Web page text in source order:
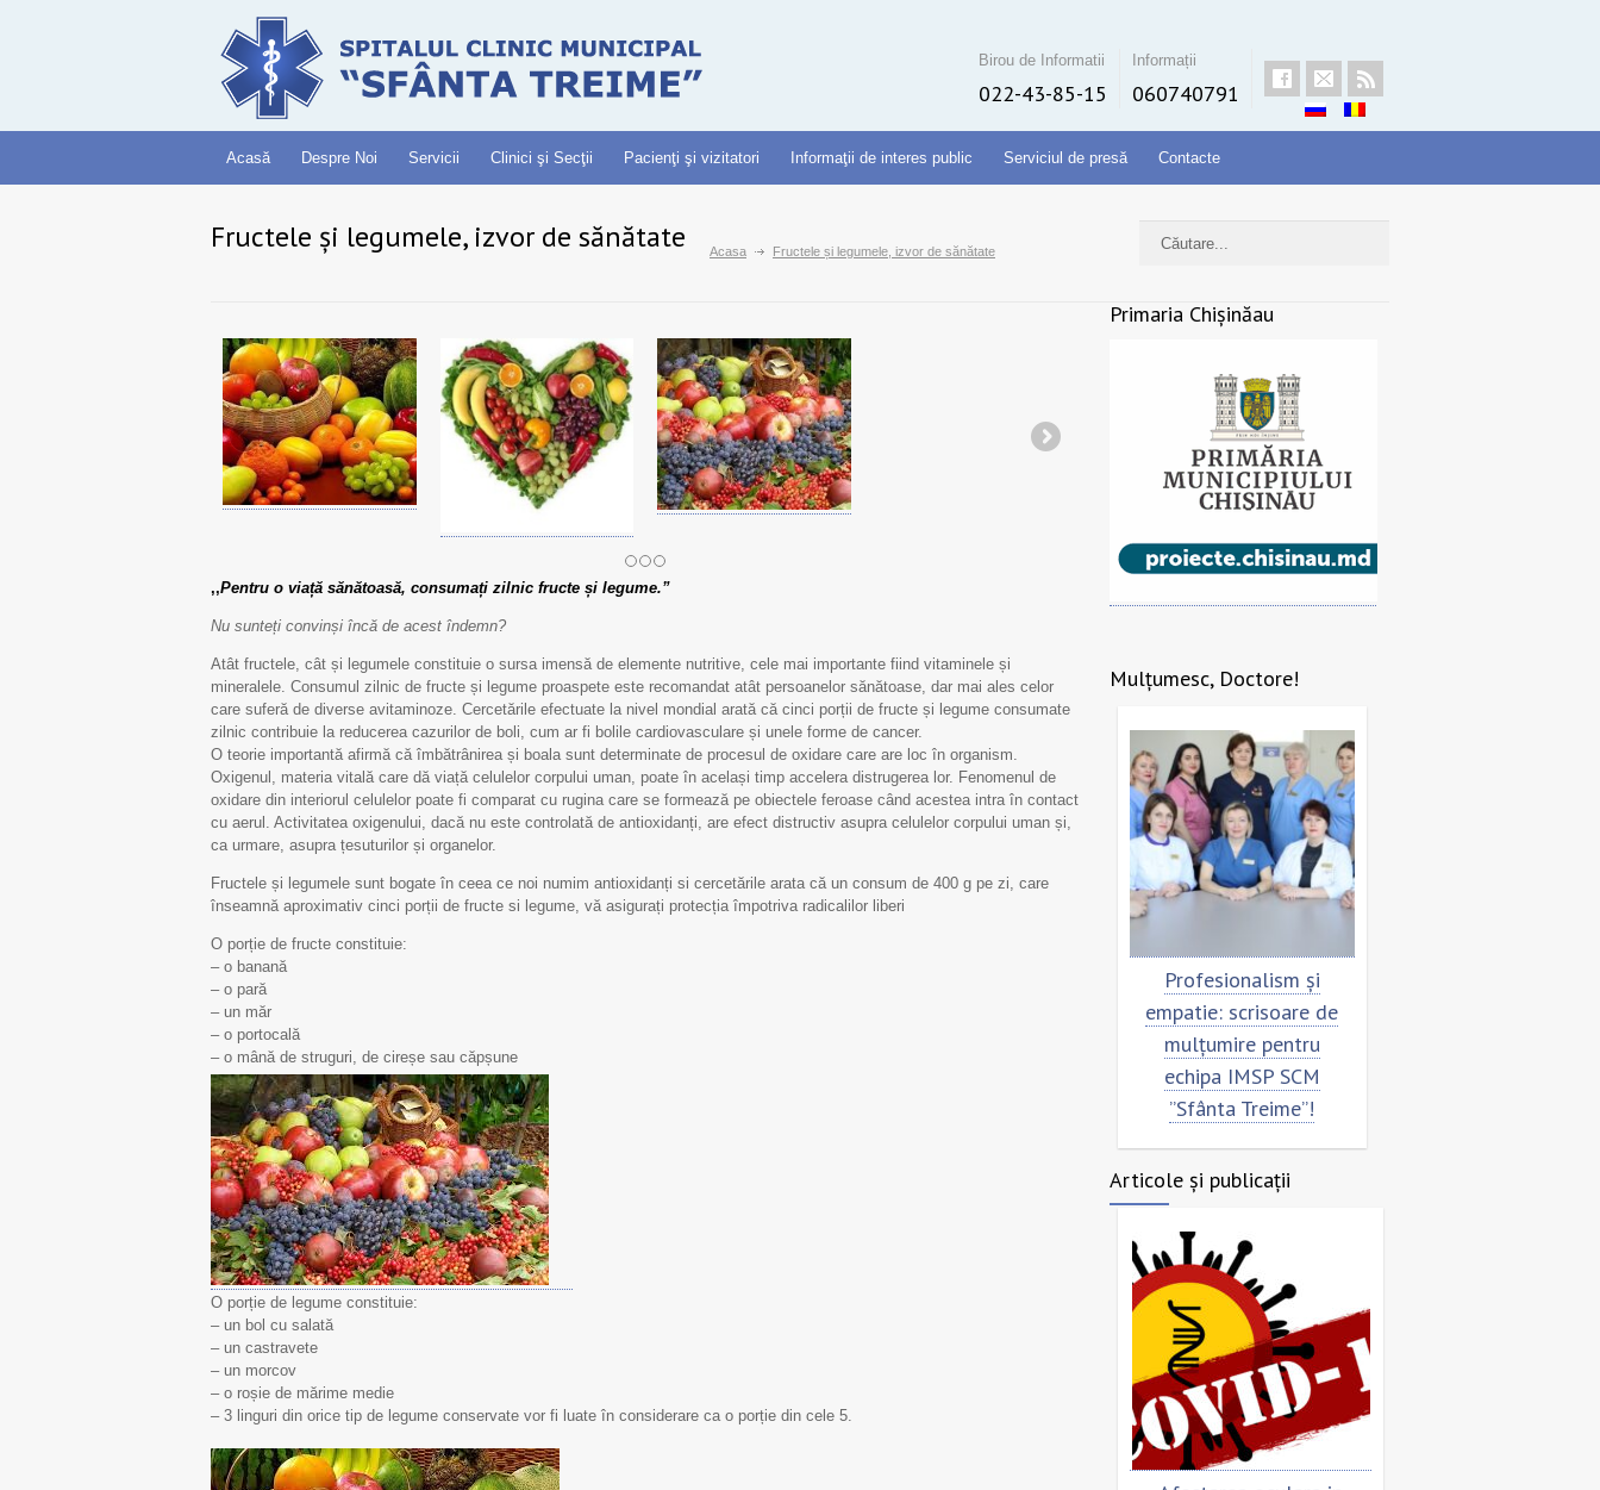
Birou de Informatii
022-43-85-15
Informații
060740791
Acasă Despre Noi Servicii Clinici şi Secţii Pacienţi şi vizitatori Informaţii de interes public Serviciul de presă Contacte
Fructele și legumele, izvor de sănătate Acasa Fructele și legumele, izvor de sănătate
,,Pentru o viață sănătoasă, consumați zilnic fructe și legume.”
Nu sunteți convinși încă de acest îndemn?
Atât fructele, cât și legumele constituie o sursa imensă de elemente nutritive, cele mai importante fiind vitaminele și
mineralele. Consumul zilnic de fructe și legume proaspete este recomandat atât persoanelor sănătoase, dar mai ales celor
care suferă de diverse avitaminoze. Cercetările efectuate la nivel mondial arată că cinci porții de fructe și legume consumate
zilnic contribuie la reducerea cazurilor de boli, cum ar fi bolile cardiovasculare și unele forme de cancer.
O teorie importantă afirmă că îmbătrânirea și boala sunt determinate de procesul de oxidare care are loc în organism.
Oxigenul, materia vitală care dă viață celulelor corpului uman, poate în același timp accelera distrugerea lor. Fenomenul de
oxidare din interiorul celulelor poate fi comparat cu rugina care se formează pe obiectele feroase când acestea intra în contact
cu aerul. Activitatea oxigenului, dacă nu este controlată de antioxidanți, are efect distructiv asupra celulelor corpului uman și,
ca urmare, asupra țesuturilor și organelor.
Fructele și legumele sunt bogate în ceea ce noi numim antioxidanți si cercetările arata că un consum de 400 g pe zi, care
înseamnă aproximativ cinci porții de fructe si legume, vă asigurați protecția împotriva radicalilor liberi
O porție de fructe constituie:
– o banană
– o pară
– un măr
– o portocală
– o mână de struguri, de cireșe sau căpșune
O porție de legume constituie:
– un bol cu salată
– un castravete
– un morcov
– o roșie de mărime medie
– 3 linguri din orice tip de legume conservate vor fi luate în considerare ca o porție din cele 5.
Primaria Chișinăau
Mulțumesc, Doctore!
Profesionalism și
empatie: scrisoare de
mulțumire pentru
echipa IMSP SCM
”Sfânta Treime”!
Articole și publicații